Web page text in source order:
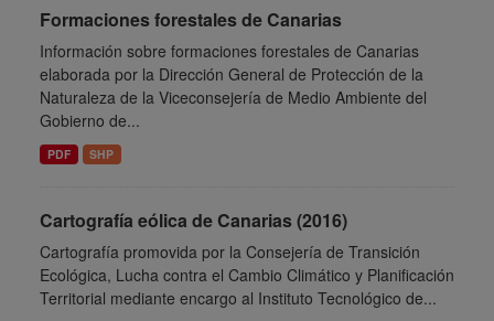
Formaciones forestales de Canarias
Información sobre formaciones forestales de Canarias
elaborada por la Dirección General de Protección de la
Naturaleza de la Viceconsejería de Medio Ambiente del
Gobierno de...
PDF SHP
Cartografía eólica de Canarias (2016)
Cartografía promovida por la Consejería de Transición
Ecológica, Lucha contra el Cambio Climático y Planificación
Territorial mediante encargo al Instituto Tecnológico de...